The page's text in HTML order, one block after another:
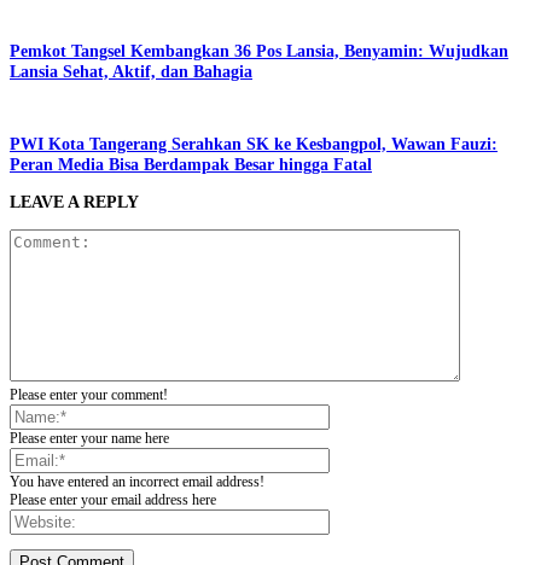
Pemkot Tangsel Kembangkan 36 Pos Lansia, Benyamin: Wujudkan
Lansia Sehat, Aktif, dan Bahagia
PWI Kota Tangerang Serahkan SK ke Kesbangpol, Wawan Fauzi:
Peran Media Bisa Berdampak Besar hingga Fatal
LEAVE A REPLY
Please enter your comment!
Please enter your name here
You have entered an incorrect email address!
Please enter your email address here